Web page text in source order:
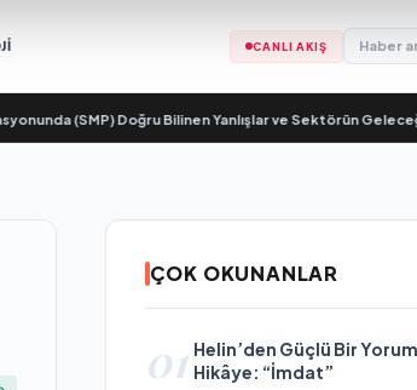
CANLI AKIŞ
(SMP) Doğru Bilinen Yanlışlar ve Sektörün Geleceği:
ÇOK OKUNANLAR
01 Helin’den Güçlü Bir
Hikâye: “İmdat”